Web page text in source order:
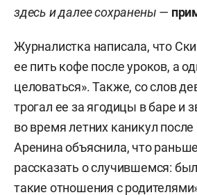
здесь и далее сохранены —
Журналистка написала, что
ее пить кофе после уроков, а
целоваться». Также, со слов
трогал ее за ягодицы в баре и
во время летних каникул после
Аренина объяснила, что
рассказать о случившемся:
такие отношения с